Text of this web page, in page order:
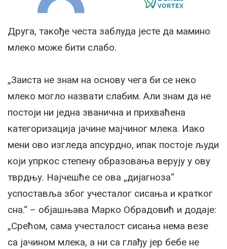
Друга, такође честа заблуда јесте да мамино
млеко може бити слабо.
„Заиста не знам на основу чега би се неко
млеко могло назвати слабим. Али знам да не
постоји ни једна званична и прихваћена
категоризација јачине мајчиног млека. Иако
мени ово изгледа апсурдно, ипак постоје људи
који упркос степену образовања верују у ову
тврдњу. Најчешће се ова „дијагноза“
успоставља због учесталог сисања и кратког
сна.“ – објашњава Марко Обрадовић и додаје:
„Срећом, сама учесталост сисања нема везе
са јачином млека, а ни са глађу јер бебе не